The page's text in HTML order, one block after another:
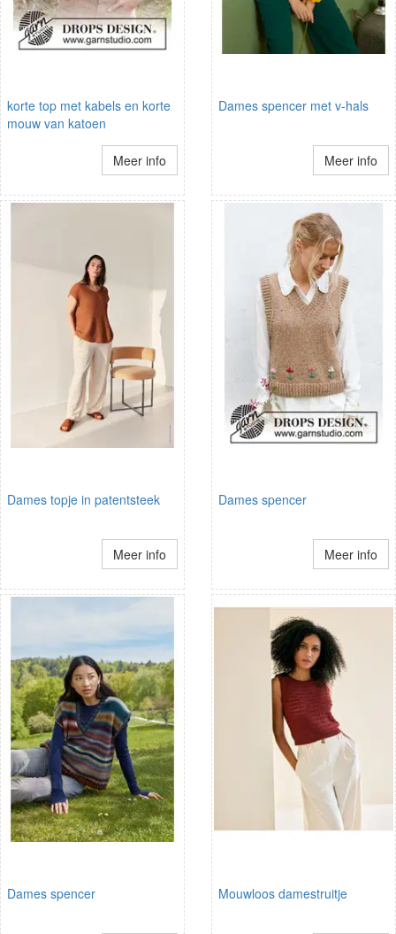
korte top met kabels en korte
mouw van katoen
Meer info
Dames spencer met v-hals
Meer info
Dames topje in patentsteek
Meer info
Dames spencer
Meer info
Dames spencer Mouwloos damestruitje